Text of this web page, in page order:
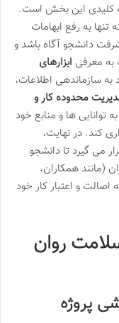
کلیدی این بخش است.
تنها به رفع ابهامات
دانشجو آگاه باشد و
به معرفی ابزارهای
به سازماندهی اطلاعات،
محدوده کار و
توانایی ها و منابع خود
کند. در نهایت،
می گیرد تا دانشجو
(مانند همکاران،
و اعتبار کار خود
سلامت روان
پروژه